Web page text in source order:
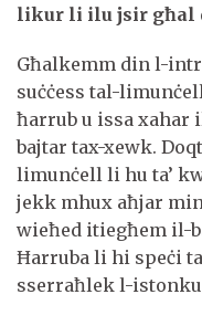
likur li ilu jsir għal
Għalkemm din l-
suċċess tal-
ħarrub u issa
bajtar tax-xewk.
limunċell li hu ta’
jekk mhux aħjar
wieħed itiegħem il-
Ħarruba li hi speċi
sserraħlek l-